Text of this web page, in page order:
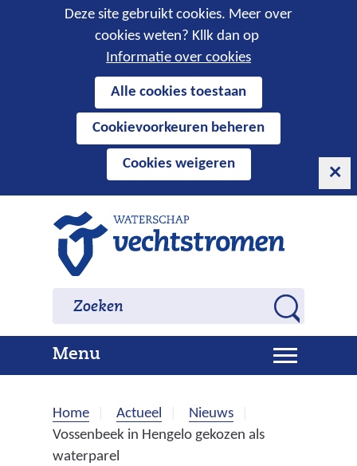
Cookies
toestaan?
Deze site gebruikt cookies. Meer over
cookies weten? Kllk dan op
Informatie over cookies
cookies
deze
website
worden
toegestaan
geweigerd.
Alle cookies toestaan
Cookievoorkeuren beheren
Cookies weigeren
naar
o
e
k
e
Zoeken Zoeken
MenuU
i
l
a
Home Actueel
Nieuws
Vossenbeek in Hengelo gekozen als
waterparel